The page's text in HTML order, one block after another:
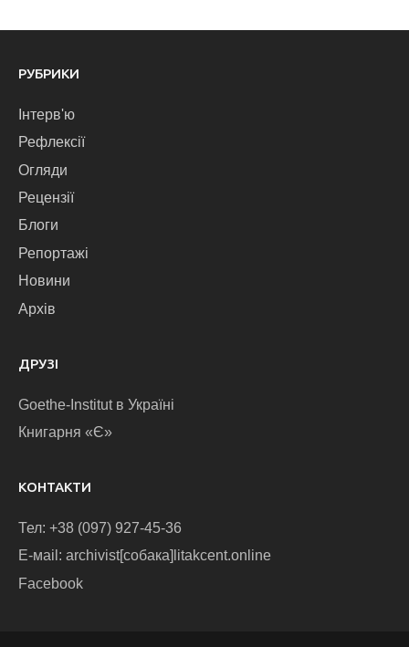
РУБРИКИ
Інтерв'ю
Рефлексії
Огляди
Рецензії
Блоги
Репортажі
Новини
Архів
ДРУЗІ
Goethe-Institut в Україні
Книгарня «Є»
КОНТАКТИ
Тел: +38 (097) 927-45-36
E-маіl: archivist[собака]litakcent.online
Facebook